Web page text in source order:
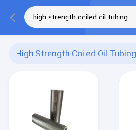
High Strength Coiled Oil Tubing